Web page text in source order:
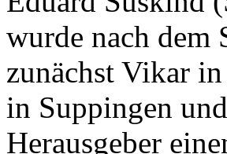
wurde nach dem
zunächst Vikar
in Suppingen
Herausgeber